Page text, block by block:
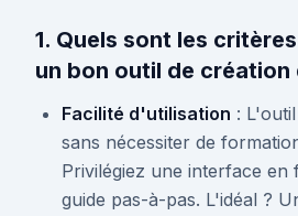
1. Quels sont les
un bon outil de création
Facilité d'utilisation :
sans nécessiter de
Privilégiez une interface en
guide pas-à-pas. L'idéal ?